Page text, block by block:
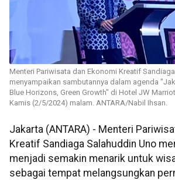
Menteri Pariwisata dan Ekonomi Kreatif
menyampaikan sambutannya dalam agenda
Blue Horizons, Green Growth" di Hotel JW
Kamis (2/5/2024) malam. ANTARA/Nabil Ihsan.
Jakarta (ANTARA) - Menteri
Kreatif Sandiaga Salahuddin Uno
menjadi semakin menarik untuk
sebagai tempat melangsungkan